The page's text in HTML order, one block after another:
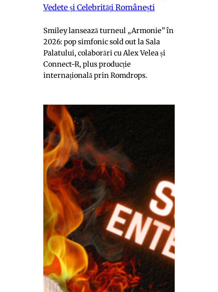
Vedete și Celebrități Românești
Smiley lansează turneul „Armonie” în
2026: pop simfonic sold out la Sala
Palatului, colaborări cu Alex Velea și
Connect-R, plus producție
internațională prin Romdrops.